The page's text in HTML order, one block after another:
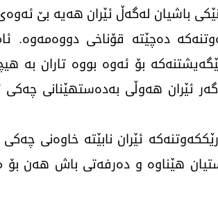
باشیان لەگەڵ ئێران هەیە بێ
دەچێتە قۆناخی دووەمەوە.
بۆ ئەوە بووە تاران بە
ئێران هەوڵی بەدەستهێنانی چەکی
ئێران نابێتە خاوەنی
هێناوە و دەرفەتی باش هەن بۆ